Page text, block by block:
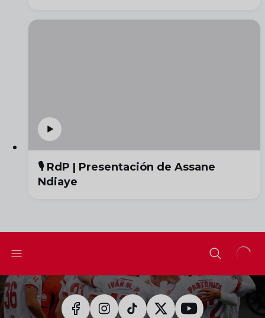
🎙️ RdP | Presentación de Assane
Ndiaye